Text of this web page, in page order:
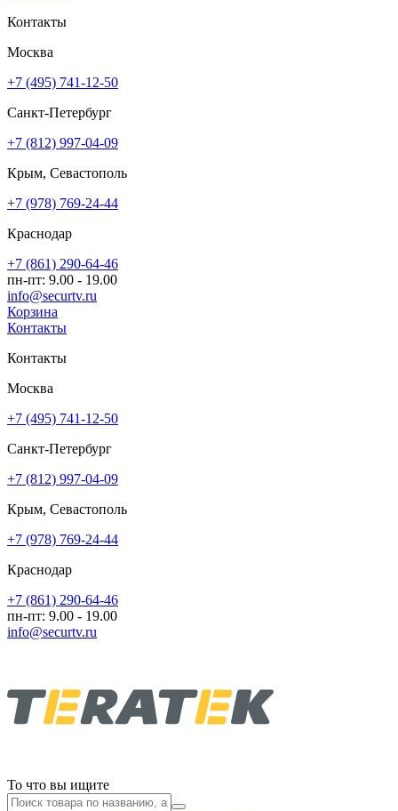
Контакты
Москва
+7 (495) 741-12-50
Санкт-Петербург
+7 (812) 997-04-09
Крым, Севастополь
+7 (978) 769-24-44
Краснодар
+7 (861) 290-64-46
пн-пт: 9.00 - 19.00
info@securtv.ru
Корзина
Контакты
Контакты
Москва
+7 (495) 741-12-50
Санкт-Петербург
+7 (812) 997-04-09
Крым, Севастополь
+7 (978) 769-24-44
Краснодар
+7 (861) 290-64-46
пн-пт: 9.00 - 19.00
info@securtv.ru
То что вы ищите